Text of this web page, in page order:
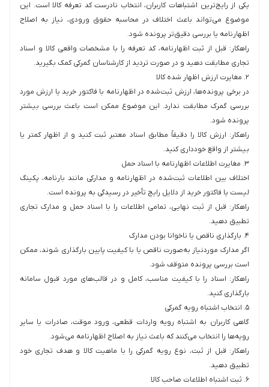
یکی از رایج‌ترین اشتباهات کاربران، انتخاب نادرست کد تعرفه کالا است. این
موضوع می‌تواند باعث اختلاف در محاسبه حقوق ورودی، نیاز به اصلاح
اظهارنامه یا بررسی دقیق‌تر پرونده شود.
راهکار: قبل از ثبت اظهارنامه، کد تعرفه را با مشخصات واقعی کالا و اسناد
تجاری مطابقت دهید و در صورت تردید از کارشناسان گمرکی کمک بگیرید.
۲. مغایرت ارزش اظهار شده کالا
در برخی پرونده‌ها، ارزش ثبت‌شده در اظهارنامه با فاکتور خرید یا ارزش مورد
بررسی گمرک مطابقت ندارد. این موضوع ممکن است باعث بررسی بیشتر
پرونده شود.
راهکار: ارزش کالا را دقیقاً مطابق اسناد معتبر ثبت کنید و از اظهار کمتر یا
بیشتر از واقع خودداری کنید.
۳. مغایرت اطلاعات اظهارنامه با اسناد حمل
اختلاف بین اطلاعات ثبت‌شده در اظهارنامه و مدارکی مانند بارنامه، پکینگ
لیست یا فاکتور خرید از دلایل رایج تأخیر در رسیدگی به پرونده است.
راهکار: قبل از ثبت نهایی، تمامی اطلاعات را با اسناد حمل و مدارک تجاری
تطبیق دهید.
۴. بارگذاری ناقص یا ناخوانا بودن مدارک
اگر مدارک موردنیاز به‌صورت ناقص یا با کیفیت پایین بارگذاری شوند، ممکن
است بررسی پرونده متوقف شود.
راهکار: اسناد را با کیفیت مناسب، کامل و در قالب‌های مورد قبول سامانه
بارگذاری کنید.
۵. انتخاب اشتباه رویه گمرکی
گاهی کاربران به اشتباه رویه واردات قطعی، ورود موقت، صادرات یا سایر
رویه‌ها را انتخاب می‌کنند که باعث نیاز به اصلاح اظهارنامه می‌شود.
راهکار: قبل از ثبت، نوع رویه گمرکی را با ماهیت کالا و هدف تجاری خود
تطبیق دهید.
۶. ثبت اشتباه اطلاعات صاحب کالا